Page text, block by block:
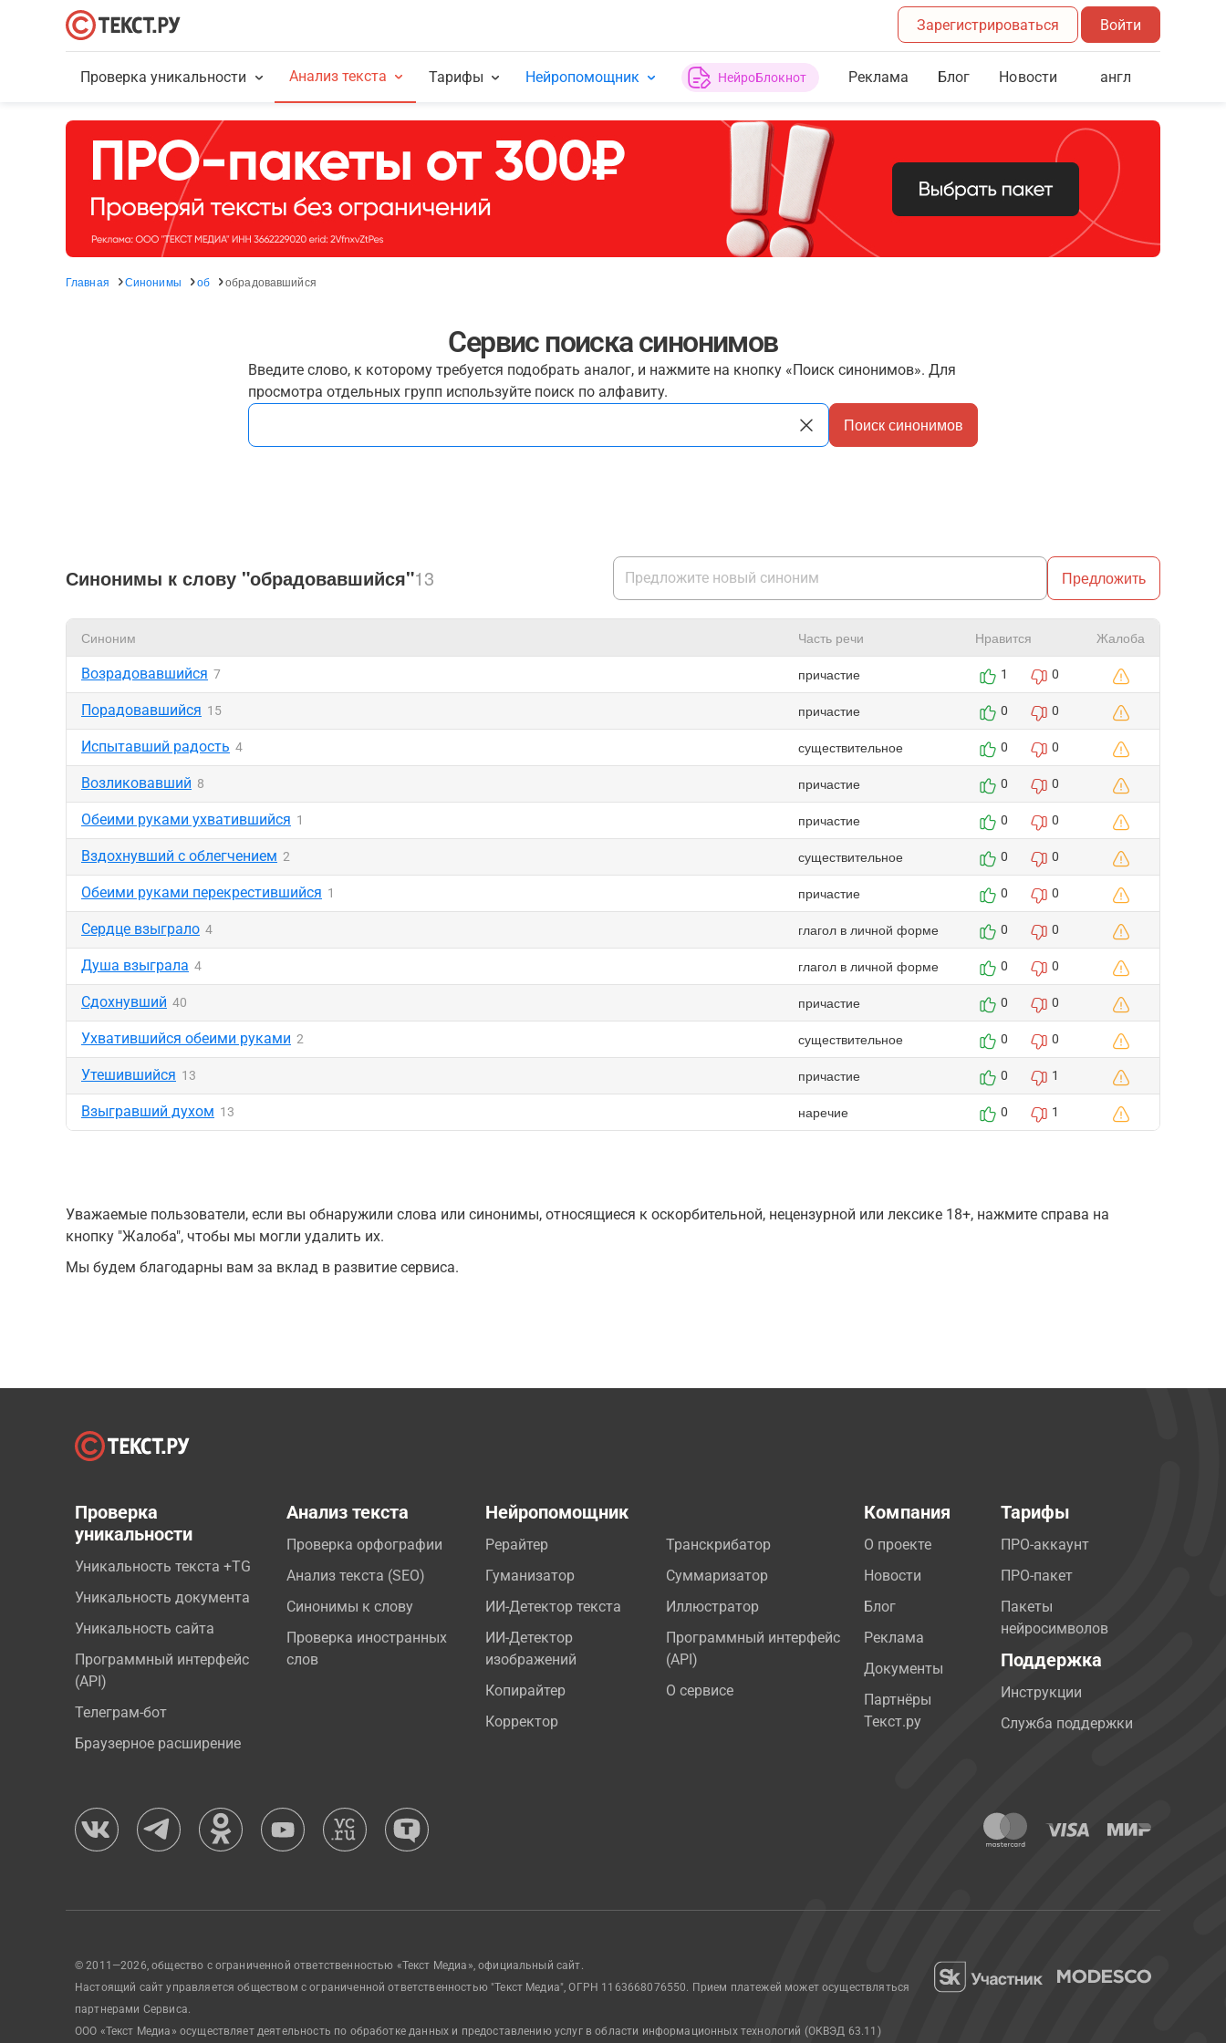
Зарегистрироваться Войти
Проверка уникальности Анализ текста Тарифы Нейропомощник НейроБлокнот Реклама Блог Новости англ
Главная Синонимы об обрадовавшийся
Сервис поиска синонимов
Введите слово, к которому требуется подобрать аналог, и нажмите на кнопку «Поиск синонимов». Для
просмотра отдельных групп используйте поиск по алфавиту.
Поиск синонимов
Синонимы к слову "обрадовавшийся"13 Предложить
Синоним Часть речи Нравится Жалоба
Возрадовавшийся 7 причастие 1 0
Порадовавшийся 15 причастие 0 0
Испытавший радость 4 существительное 0 0
Возликовавший 8 причастие 0 0
Обеими руками ухватившийся 1 причастие 0 0
Вздохнувший с облегчением 2 существительное 0 0
Обеими руками перекрестившийся 1 причастие 0 0
Сердце взыграло 4 глагол в личной форме 0 0
Душа взыграла 4 глагол в личной форме 0 0
Сдохнувший 40 причастие 0 0
Ухватившийся обеими руками 2 существительное 0 0
Утешившийся 13 причастие 0 1
Взыгравший духом 13 наречие 0 1
Уважаемые пользователи, если вы обнаружили слова или синонимы, относящиеся к оскорбительной, нецензурной или лексике 18+, нажмите справа на
кнопку "Жалоба", чтобы мы могли удалить их.
Мы будем благодарны вам за вклад в развитие сервиса.
Проверка
уникальности
Уникальность текста +TG
Уникальность документа
Уникальность сайта
Программный интерфейс
(API)
Телеграм-бот
Браузерное расширение
Анализ текста
Проверка орфографии
Анализ текста (SEO)
Синонимы к слову
Проверка иностранных
слов
Нейропомощник
Рерайтер
Гуманизатор
ИИ-Детектор текста
ИИ-Детектор
изображений
Копирайтер
Корректор
Транскрибатор
Суммаризатор
Иллюстратор
Программный интерфейс
(API)
О сервисе
Компания
О проекте
Новости
Блог
Реклама
Документы
Партнёры
Текст.ру
Тарифы
ПРО-аккаунт
ПРО-пакет
Пакеты
нейросимволов
Поддержка
Инструкции
Служба поддержки
© 2011—2026, общество с ограниченной ответственностью «Текст Медиа», официальный сайт.
Настоящий сайт управляется обществом с ограниченной ответственностью "Текст Медиа", ОГРН 1163668076550. Прием платежей может осуществляться
партнерами Сервиса.
ООО «Текст Медиа» осуществляет деятельность по обработке данных и предоставлению услуг в области информационных технологий (ОКВЭД 63.11)